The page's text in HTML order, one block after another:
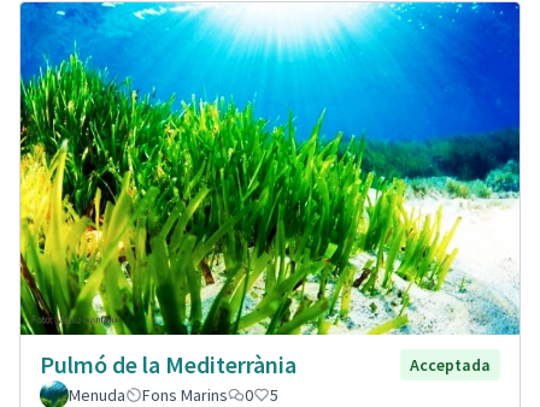
Pulmó de la Mediterrània
Acceptada
Menuda
Fons Marins 0 5